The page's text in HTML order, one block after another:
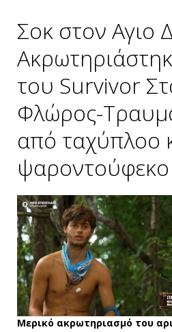
Σοκ στον Αγιο
του Survivor
Φλώρος-
από ταχύπλοο
ψαροντούφεκο
Μερικό ακρωτηριασμό του